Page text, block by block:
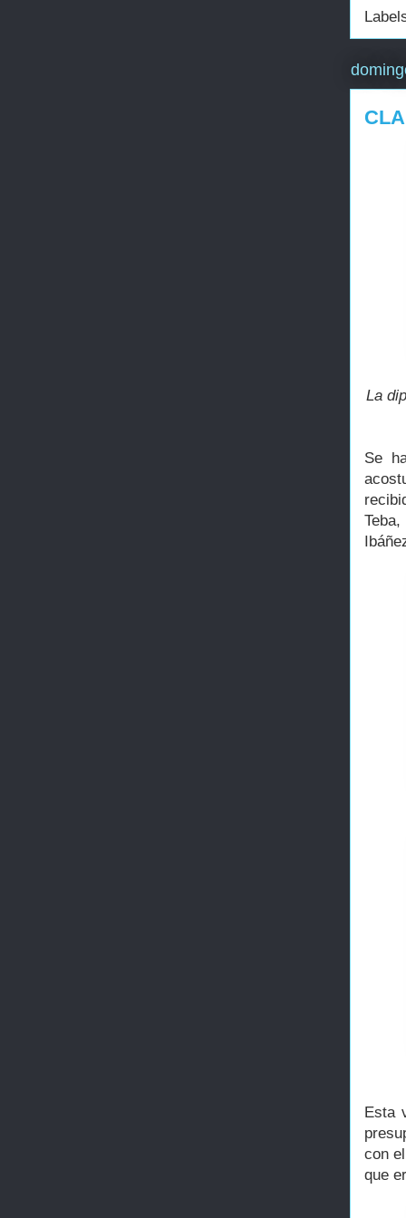
La
Se
Esta
con
que